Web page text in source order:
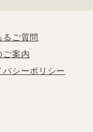
るご質問
ご案内
バシーポリシー